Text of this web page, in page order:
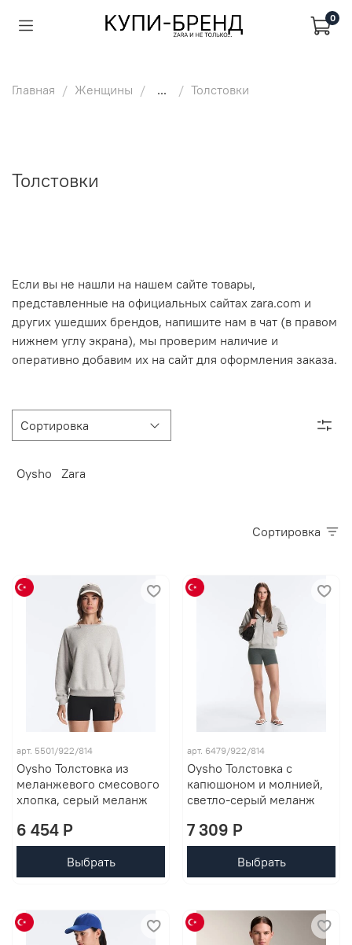
0
Главная Женщины ... Толстовки
Толстовки
Если вы не нашли на нашем сайте товары,
представленные на официальных сайтах zara.com и
других ушедших брендов, напишите нам в чат (в правом
нижнем углу экрана), мы проверим наличие и
оперативно добавим их на сайт для оформления заказа.
Oysho Zara
Сортировка
арт. 5501/922/814
Oysho Толстовка из
меланжевого смесового
хлопка, серый меланж
6 454 P
Выбрать
арт. 6479/922/814
Oysho Толстовка с
капюшоном и молнией,
светло-серый меланж
7 309 P
Выбрать